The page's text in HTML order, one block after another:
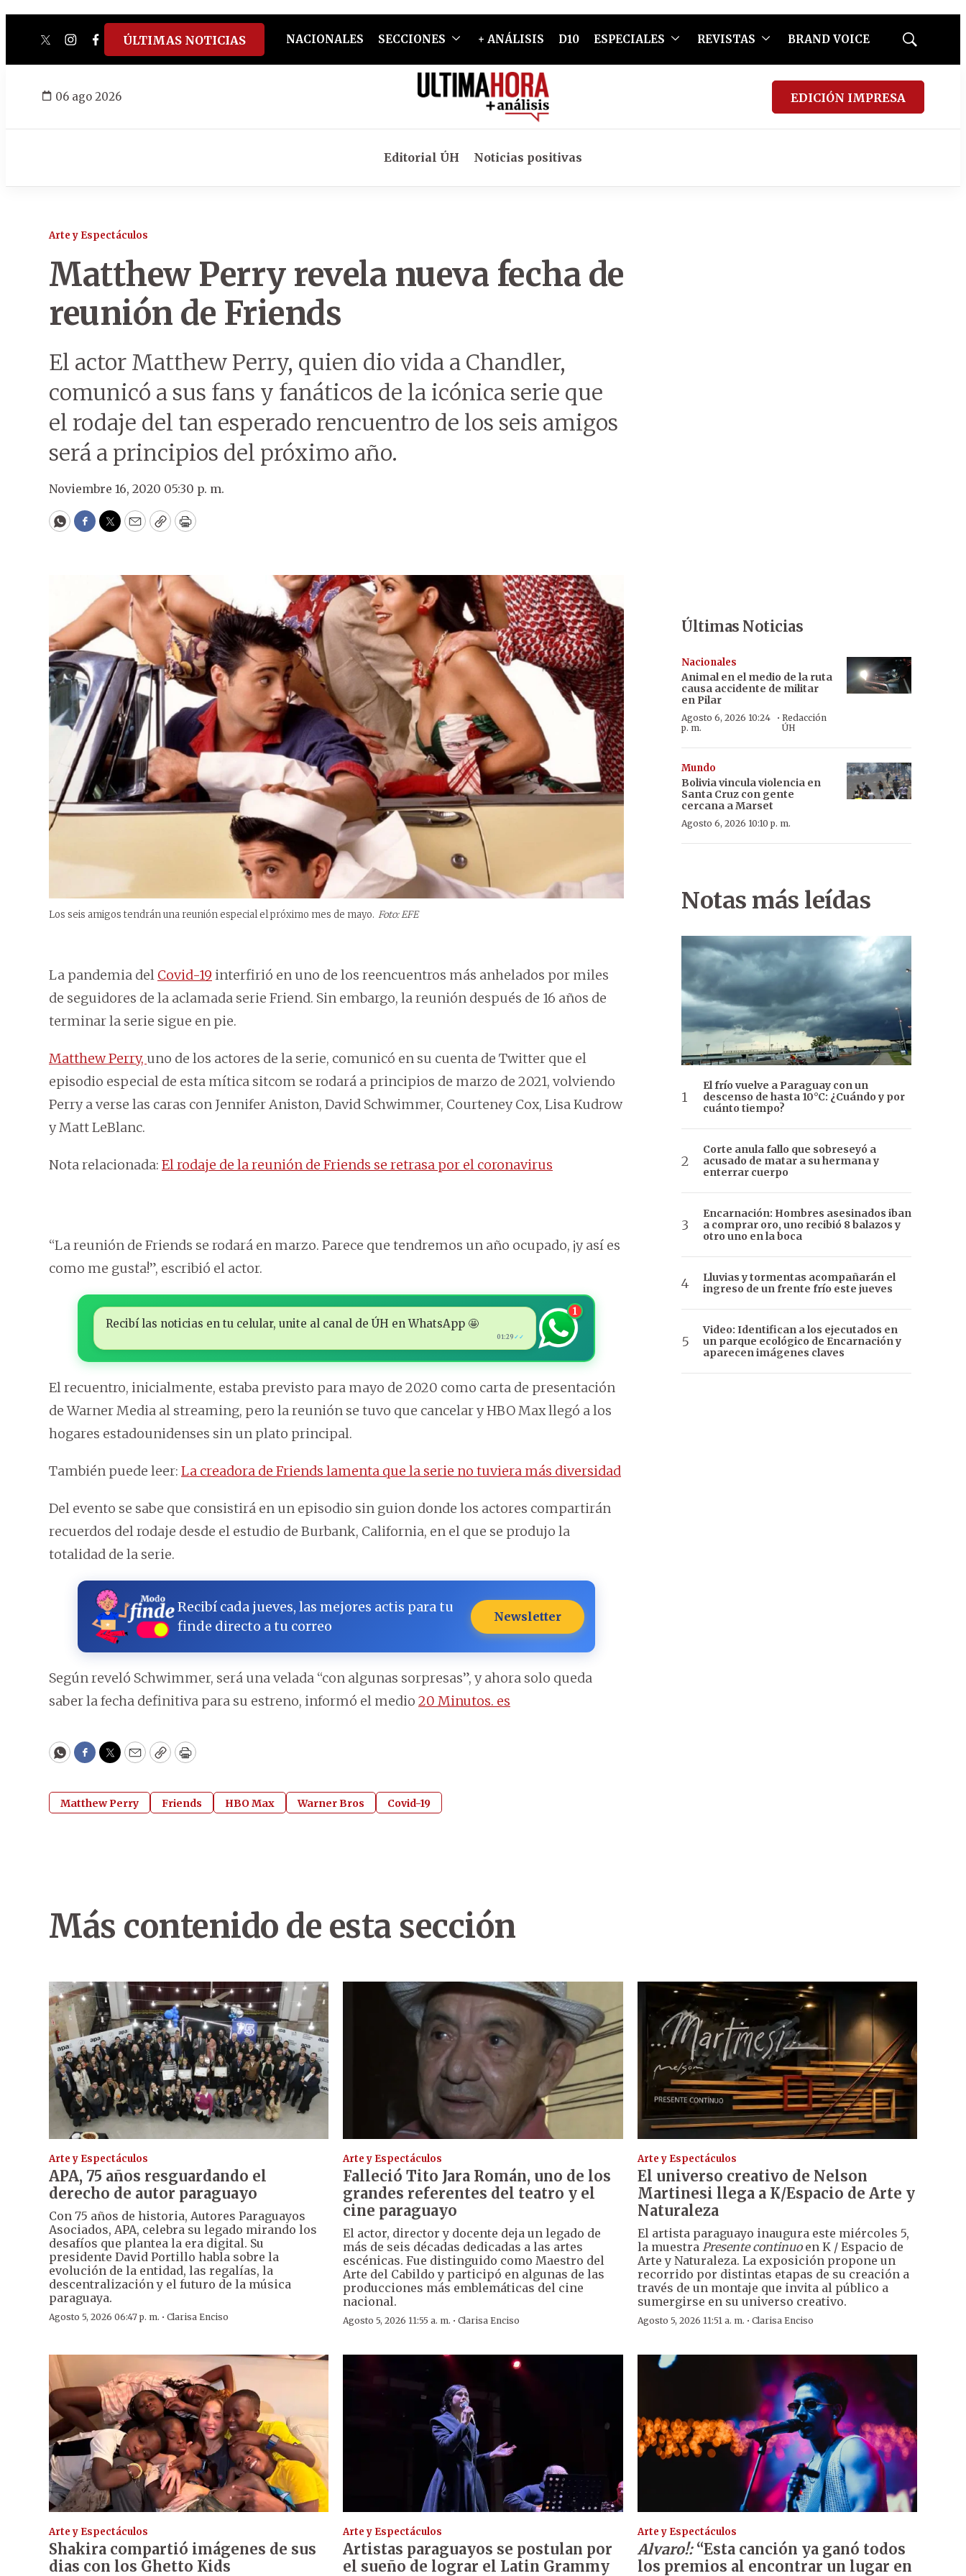
twitterinstagram
facebook
tiktokyoutube
spotify
ÚLTIMAS NOTICIAS NACIONALES SECCIONES + ANÁLISIS D10 ESPECIALES REVISTAS BRAND VOICE
Mostrar
06 ago 2026 EDICIÓN IMPRESA
Editorial ÚH Noticias positivas
Arte y Espectáculos
Matthew Perry revela nueva fecha de
reunión de Friends
El actor Matthew Perry, quien dio vida a Chandler,
comunicó a sus fans y fanáticos de la icónica serie que
el rodaje del tan esperado rencuentro de los seis amigos
será a principios del próximo año.
Noviembre 16, 2020 05:30 p. m.
WhatsApp
Facebook
Twitter
EmailCopyPrint
Los seis amigos tendrán una reunión especial el próximo mes de mayo. Foto: EFE
La pandemia del Covid-19 interfirió en uno de los reencuentros más anhelados por miles
de seguidores de la aclamada serie Friend. Sin embargo, la reunión después de 16 años de
terminar la serie sigue en pie.
Matthew Perry, uno de los actores de la serie, comunicó en su cuenta de Twitter que el
episodio especial de esta mítica sitcom se rodará a principios de marzo de 2021, volviendo
Perry a verse las caras con Jennifer Aniston, David Schwimmer, Courteney Cox, Lisa Kudrow
y Matt LeBlanc.
Nota relacionada: El rodaje de la reunión de Friends se retrasa por el coronavirus
“La reunión de Friends se rodará en marzo. Parece que tendremos un año ocupado, ¡y así es
como me gusta!”, escribió el actor.
Recibí las noticias en tu celular, unite al canal de ÚH en WhatsApp 🤩
01:29 ✓✓
1
El recuentro, inicialmente, estaba previsto para mayo de 2020 como carta de presentación
de Warner Media al streaming, pero la reunión se tuvo que cancelar y HBO Max llegó a los
hogares estadounidenses sin un plato principal.
También puede leer: La creadora de Friends lamenta que la serie no tuviera más diversidad
Del evento se sabe que consistirá en un episodio sin guion donde los actores compartirán
recuerdos del rodaje desde el estudio de Burbank, California, en el que se produjo la
totalidad de la serie.
Recibí cada jueves, las mejores actis para tu
finde directo a tu correo
Newsletter
Según reveló Schwimmer, será una velada “con algunas sorpresas”, y ahora solo queda
saber la fecha definitiva para su estreno, informó el medio 20 Minutos. es
WhatsApp
Facebook
Twitter
EmailCopyPrint
Matthew Perry Friends HBO Max Warner Bros Covid-19
Últimas Noticias
Nacionales
Animal en el medio de la ruta
causa accidente de militar
en Pilar
Agosto 6, 2026 10:24
p. m.
· Redacción
ÚH
Mundo
Bolivia vincula violencia en
Santa Cruz con gente
cercana a Marset
Agosto 6, 2026 10:10 p. m.
Notas más leídas
El frío vuelve a Paraguay con un
descenso de hasta 10°C: ¿Cuándo y por
cuánto tiempo?
Corte anula fallo que sobreseyó a
acusado de matar a su hermana y
enterrar cuerpo
Encarnación: Hombres asesinados iban
a comprar oro, uno recibió 8 balazos y
otro uno en la boca
Lluvias y tormentas acompañarán el
ingreso de un frente frío este jueves
Video: Identifican a los ejecutados en
un parque ecológico de Encarnación y
aparecen imágenes claves
Más contenido de esta sección
Arte y Espectáculos
APA, 75 años resguardando el
derecho de autor paraguayo
Con 75 años de historia, Autores Paraguayos
Asociados, APA, celebra su legado mirando los
desafíos que plantea la era digital. Su
presidente David Portillo habla sobre la
evolución de la entidad, las regalías, la
descentralización y el futuro de la música
paraguaya.
Agosto 5, 2026 06:47 p. m. · Clarisa Enciso
Arte y Espectáculos
Falleció Tito Jara Román, uno de los
grandes referentes del teatro y el
cine paraguayo
El actor, director y docente deja un legado de
más de seis décadas dedicadas a las artes
escénicas. Fue distinguido como Maestro del
Arte del Cabildo y participó en algunas de las
producciones más emblemáticas del cine
nacional.
Agosto 5, 2026 11:55 a. m. ·Clarisa Enciso
Arte y Espectáculos
El universo creativo de Nelson
Martinesi llega a K/Espacio de Arte y
Naturaleza
El artista paraguayo inaugura este miércoles 5,
la muestra Presente continuoen K / Espacio de
Arte y Naturaleza. La exposición propone un
recorrido por distintas etapas de su creación a
través de un montaje que invita al público a
sumergirse en su universo creativo.
Agosto 5, 2026 11:51 a. m. · Clarisa Enciso
Arte y Espectáculos
Shakira compartió imágenes de sus
dias con los Ghetto Kids
Arte y Espectáculos
Artistas paraguayos se postulan por
el sueño de lograr el Latin Grammy
Arte y Espectáculos
Alvaro!:“Esta canción ya ganó todos
los premios al encontrar un lugar en